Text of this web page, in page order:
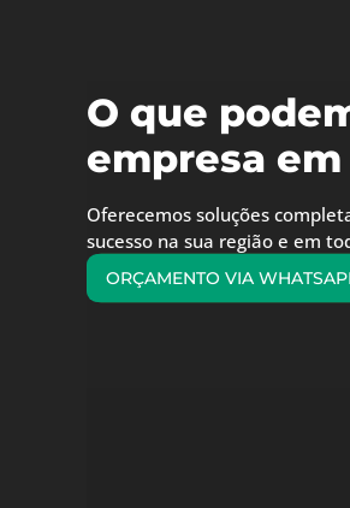
O que
empresa em
Oferecemos soluções
sucesso na sua região e em
ORÇAMENTO VIA